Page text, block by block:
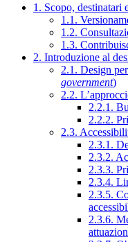
1. Scopo, destinatari
1.1.
1.2.
1.3.
2. Introduzione al
2.1. Design
government)
2.2.
2.2.1.
2.2.2.
2.3.
2.3.1.
2.3.2.
2.3.3.
2.3.4.
2.3.5.
2.3.6.